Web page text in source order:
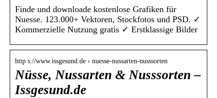
Finde und downloade kostenlose Grafiken für
Nuesse. 123.000+ Vektoren, Stockfotos und PSD. ✓
Kommerzielle Nutzung gratis ✓ Erstklassige Bilder
http s://www.issgesund.de › nuesse-nussarten-nusssorten
Nüsse, Nussarten & Nusssorten –
Issgesund.de